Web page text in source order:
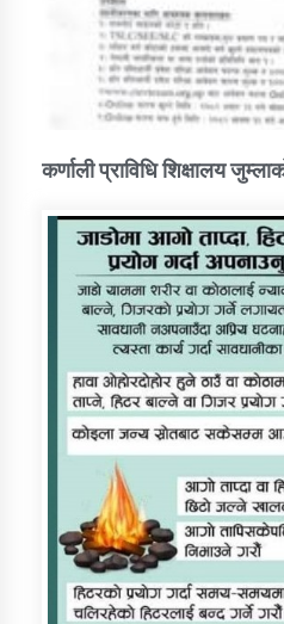
कर्णाली प्राविधि शिक्षालय